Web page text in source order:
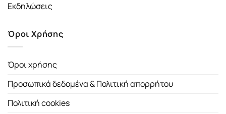
Εκδηλώσεις
Όροι Χρήσης
Όροι χρήσης
Προσωπικά δεδομένα & Πολιτική απορρήτου
Πολιτική cookies